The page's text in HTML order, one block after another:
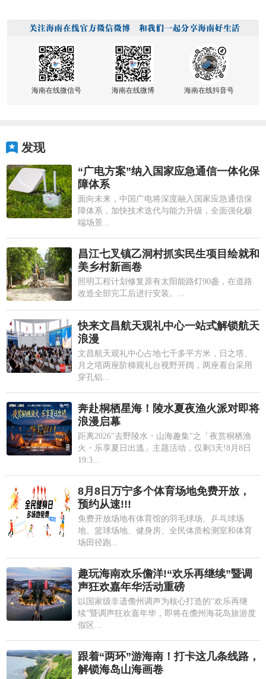
海南在线微信号 海南在线微博 海南在线抖音号
发现
“广电方案”纳入国家应急通信一体化保
障体系
面向未来，中国广电将深度融入国家应急通信保
障体系，加快技术迭代与能力升级，全面强化极
端场景...
昌江七叉镇乙洞村抓实民生项目绘就和
美乡村新画卷
照明工程计划修复原有太阳能路灯90盏，在道路
改造全部完工后进行安装。...
快来文昌航天观礼中心一站式解锁航天
浪漫
文昌航天观礼中心占地七千多平方米，日之塔、
月之塔两座阶梯观礼台视野开阔，两座看台采用
穿孔铝...
奔赴桐栖星海！陵水夏夜渔火派对即将
浪漫启幕
距离2026"去野陵水・山海趣集"之「夜赏桐栖渔
火・乐享夏日出逃」主题活动，仅剩3天!8月8日
19:3...
8月8日万宁多个体育场地免费开放，
预约从速!!!
免费开放场地有体育馆的羽毛球场、乒乓球场
地、篮球场地、健身房、全民体质检测室和体育
场田径跑...
趣玩海南欢乐儋洋!“欢乐再继续”暨调
声狂欢嘉年华活动重磅
以国家级非遗儋州调声为核心打造的"欢乐再继
续"暨调声狂欢嘉年华，即将在儋州海花岛旅游度
假区...
跟着“两环”游海南！打卡这几条线路，
解锁海岛山海画卷